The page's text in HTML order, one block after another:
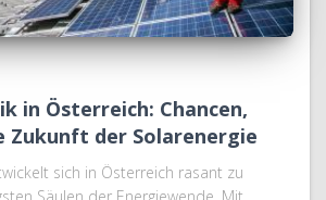
in Österreich: Chancen,
Zukunft der Solarenergie
sich in Österreich rasant zu